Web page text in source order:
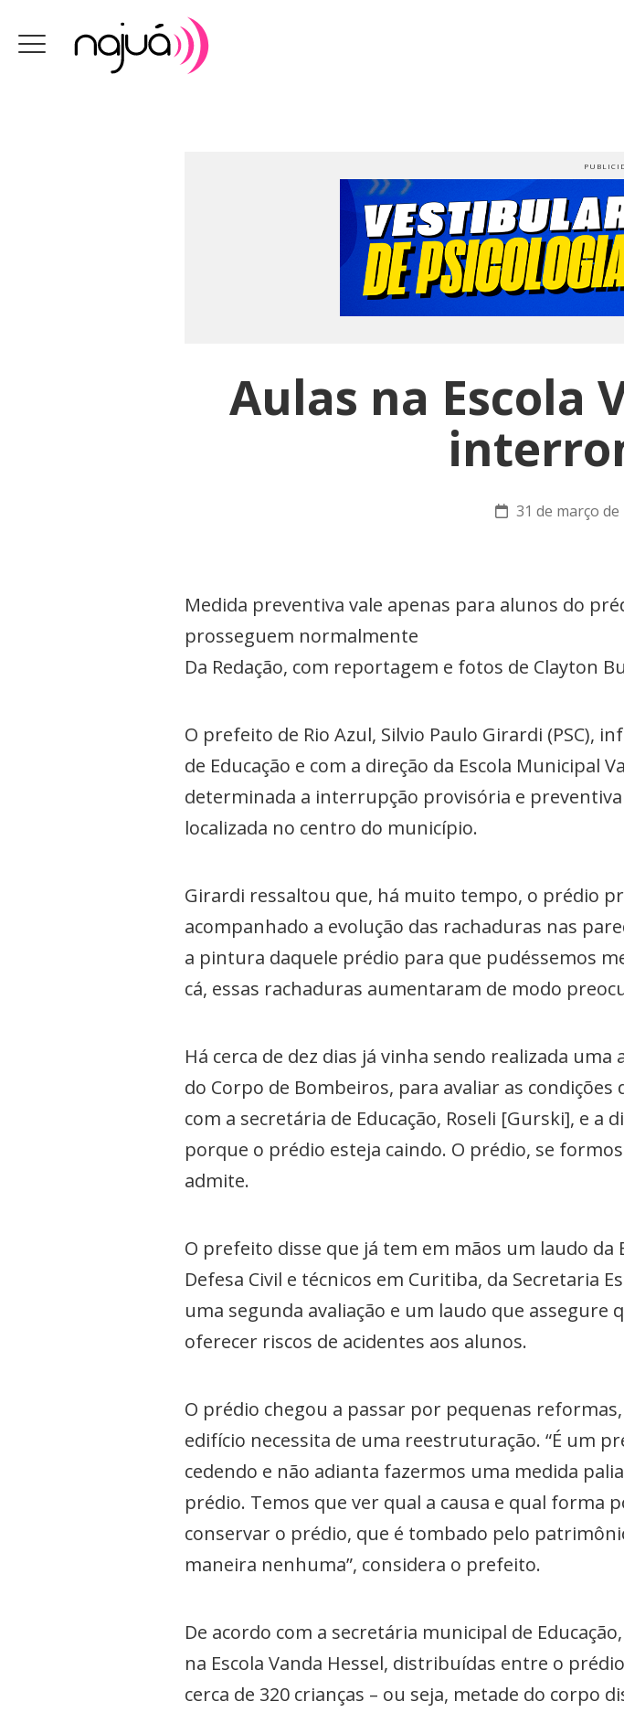
Aulas na Escola
31 de março
Medida preventiva vale apenas para alunos do
prosseguem normalmente
Da Redação, com reportagem e fotos de Clayton
O prefeito de Rio Azul, Silvio Paulo Girardi (PSC),
de Educação e com a direção da Escola Municipal
determinada a interrupção provisória e
localizada no centro do município.
Girardi ressaltou que, há muito tempo, o prédio
acompanhado a evolução das rachaduras nas
a pintura daquele prédio para que pudéssemos
cá, essas rachaduras aumentaram de modo
Há cerca de dez dias já vinha sendo realizada
do Corpo de Bombeiros, para avaliar as
com a secretária de Educação, Roseli [Gurski], e
porque o prédio esteja caindo. O prédio, se
admite.
O prefeito disse que já tem em mãos um laudo
Defesa Civil e técnicos em Curitiba, da Secretaria
uma segunda avaliação e um laudo que
oferecer riscos de acidentes aos alunos.
O prédio chegou a passar por pequenas
edifício necessita de uma reestruturação. “É um
cedendo e não adianta fazermos uma medida
prédio. Temos que ver qual a causa e qual forma
conservar o prédio, que é tombado pelo
maneira nenhuma”, considera o prefeito.
De acordo com a secretária municipal de
na Escola Vanda Hessel, distribuídas entre o
cerca de 320 crianças – ou seja, metade do corpo